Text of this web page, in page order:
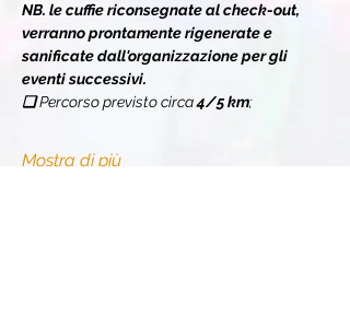
NB. le cuffie riconsegnate al check-out,
verranno prontamente rigenerate e
sanificate dall'organizzazione per gli
eventi successivi.
❏ Percorso previsto circa 4/5 km;
Mostra di più